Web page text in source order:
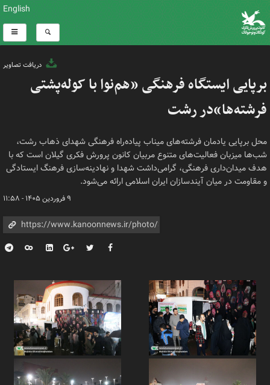
English
دریافت تصاویر
برپایی ایستگاه فرهنگی «هم‌نوا با کوله‌پشتی
فرشته‌ها»در رشت
محل برپایی یادمان فرشته‌های میناب پیاده‌راه فرهنگی شهدای ذهاب رشت،
شب‌ها میزبان فعالیت‌های متنوع مربیان کانون پرورش فکری گیلان است که با
هدف میدان‌داری فرهنگی، گرامی‌داشت شهدا و نهادینه‌سازی فرهنگ ایستادگی
و مقاومت در میان آیندسازان ایران اسلامی ارائه می‌شود.
۹ فروردین ۱۴۰۵ - ۱۱:۵۸